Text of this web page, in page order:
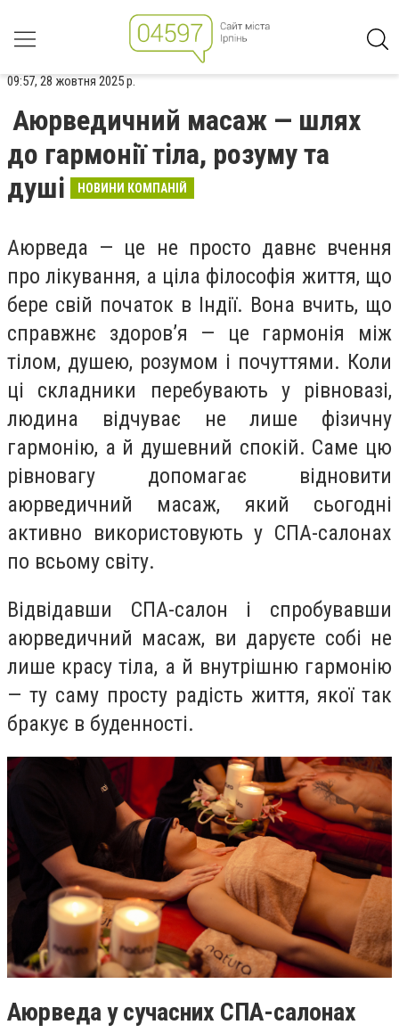
09:57, 28 жовтня 2025 р.
Аюрведичний масаж — шлях
до гармонії тіла, розуму та
душі
НОВИНИ КОМПАНІЙ
Аюрведа — це не просто давнє вчення
про лікування, а ціла філософія життя, що
бере свій початок в Індії. Вона вчить, що
справжнє здоров’я — це гармонія між
тілом, душею, розумом і почуттями. Коли
ці складники перебувають у рівновазі,
людина відчуває не лише фізичну
гармонію, а й душевний спокій. Саме цю
рівновагу допомагає відновити
аюрведичний масаж, який сьогодні
активно використовують у СПА-салонах
по всьому світу.
Відвідавши СПА-салон і спробувавши
аюрведичний масаж, ви даруєте собі не
лише красу тіла, а й внутрішню гармонію
— ту саму просту радість життя, якої так
бракує в буденності.
Аюрведа у сучасних СПА-салонах